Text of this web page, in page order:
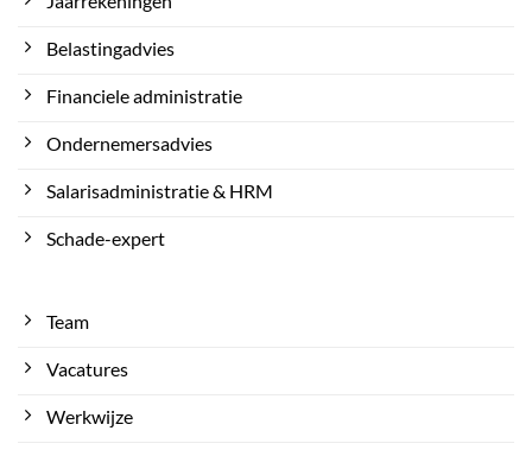
Belastingadvies
Financiele administratie
Ondernemersadvies
Salarisadministratie & HRM
Schade-expert
Team
Vacatures
Werkwijze